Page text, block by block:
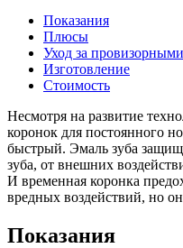
Показания
Плюсы
Уход за
Изготовление
Стоимость
Несмотря на развитие
коронок для постоянного
быстрый. Эмаль зуба
зуба, от внешних
И временная коронка
вредных воздействий, но
Показания